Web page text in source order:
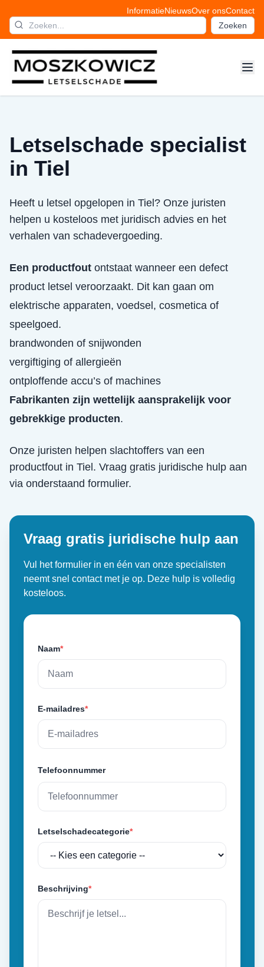
InformatieNieuwsOver onsContact
Zoeken
Letselschade specialist
in Tiel
Heeft u letsel opgelopen in Tiel? Onze juristen
helpen u kosteloos met juridisch advies en het
verhalen van schadevergoeding.
Een productfout ontstaat wanneer een defect
product letsel veroorzaakt. Dit kan gaan om
elektrische apparaten, voedsel, cosmetica of
speelgoed.
brandwonden of snijwonden
vergiftiging of allergieën
ontploffende accu’s of machines
Fabrikanten zijn wettelijk aansprakelijk voor
gebrekkige producten.
Onze juristen helpen slachtoffers van een
productfout in Tiel . Vraag gratis juridische hulp aan
via onderstaand formulier.
Vraag gratis juridische hulp aan
Vul het formulier in en één van onze specialisten
neemt snel contact met je op. Deze hulp is volledig
kosteloos.
Naam*
E-mailadres*
Telefoonnummer
Letselschadecategorie*
Beschrijving*